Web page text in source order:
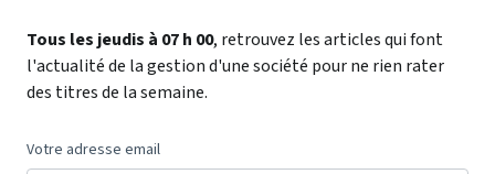
Tous les jeudis à 07 h 00, retrouvez les articles qui font
l'actualité de la gestion d'une société pour ne rien rater
des titres de la semaine.
Votre adresse email